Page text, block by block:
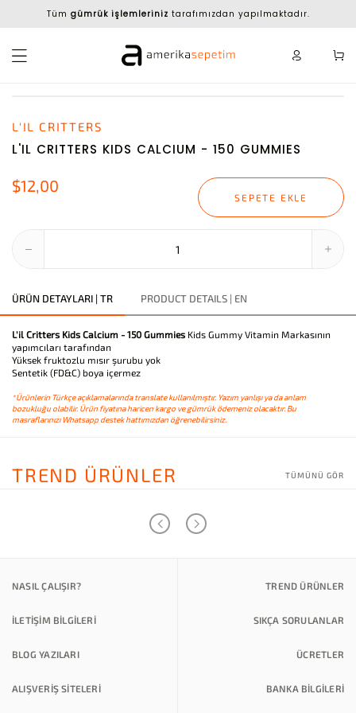
Tüm gümrük işlemleriniz tarafımızdan yapılmaktadır.
L'IL CRITTERS
L'IL CRITTERS KIDS CALCIUM - 150 GUMMIES
$12,00
SEPETE EKLE
ÜRÜN DETAYLARI | TR PRODUCT DETAILS | EN
L'il Critters Kids Calcium - 150 Gummies Kids Gummy Vitamin Markasının
yapımcıları tarafından
Yüksek fruktozlu mısır şurubu yok
Sentetik (FD&C) boya içermez
*Ürünlerin Türkçe açıklamalarında translate kullanılmıştır. Yazım yanlışı ya da anlam
bozukluğu olabilir. Ürün fiyatına haricen kargo ve gümrük ödemeniz olacaktır. Bu
masraflarınızı Whatsapp destek hattımızdan öğrenebilirsiniz.
TREND ÜRÜNLER TÜMÜNÜ GÖR
NASIL ÇALIŞIR? TREND ÜRÜNLER
İLETİŞİM BİLGİLERİ SIKÇA SORULANLAR
BLOG YAZILARI ÜCRETLER
ALIŞVERİŞ SİTELERİ BANKA BILGILERI